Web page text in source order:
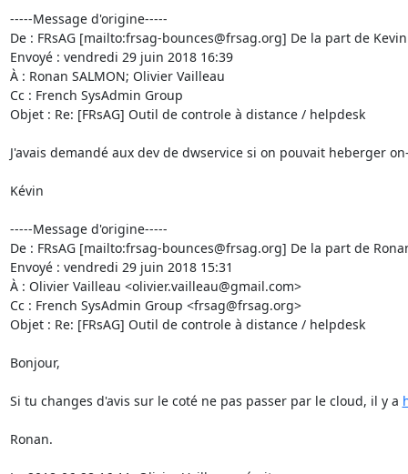
-----Message d'origine-----
De : FRsAG [mailto:frsag-bounces@frsag.org] De la part de
Envoyé : vendredi 29 juin 2018 16:39
À : Ronan SALMON; Olivier Vailleau
Cc : French SysAdmin Group
Objet : Re: [FRsAG] Outil de controle à distance / helpdesk
J'avais demandé aux dev de dwservice si on pouvait heberger
Kévin
-----Message d'origine-----
De : FRsAG [mailto:frsag-bounces@frsag.org] De la part de
Envoyé : vendredi 29 juin 2018 15:31
À : Olivier Vailleau <olivier.vailleau@gmail.com>
Cc : French SysAdmin Group <frsag@frsag.org>
Objet : Re: [FRsAG] Outil de controle à distance / helpdesk
Bonjour,
Si tu changes d'avis sur le coté ne pas passer par le cloud, il y a
Ronan.